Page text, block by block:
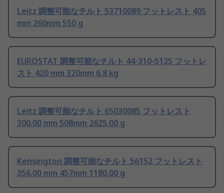
Leitz 調整可能なチルト 53710089 フットレスト 405
mm 260mm 550 g
EUROSTAT 調整可能なチルト 44-310-5125 フットレ
スト 420 mm 320mm 6.8 kg
Leitz 調整可能なチルト 65030085 フットレスト
300.00 mm 508mm 2625.00 g
Kensington 調整可能なチルト 56152 フットレスト
356.00 mm 457mm 1180.00 g